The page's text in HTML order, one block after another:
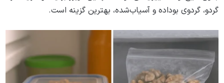
گردو، گردوی بوداده و آسیاب‌شده، بهترین گزینه است.